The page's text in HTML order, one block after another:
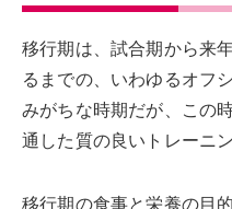
移行期は、試合期から来
るまでの、いわゆるオフ
みがちな時期だが、この
通した質の良いトレーニ
移行期の食事と栄養の目